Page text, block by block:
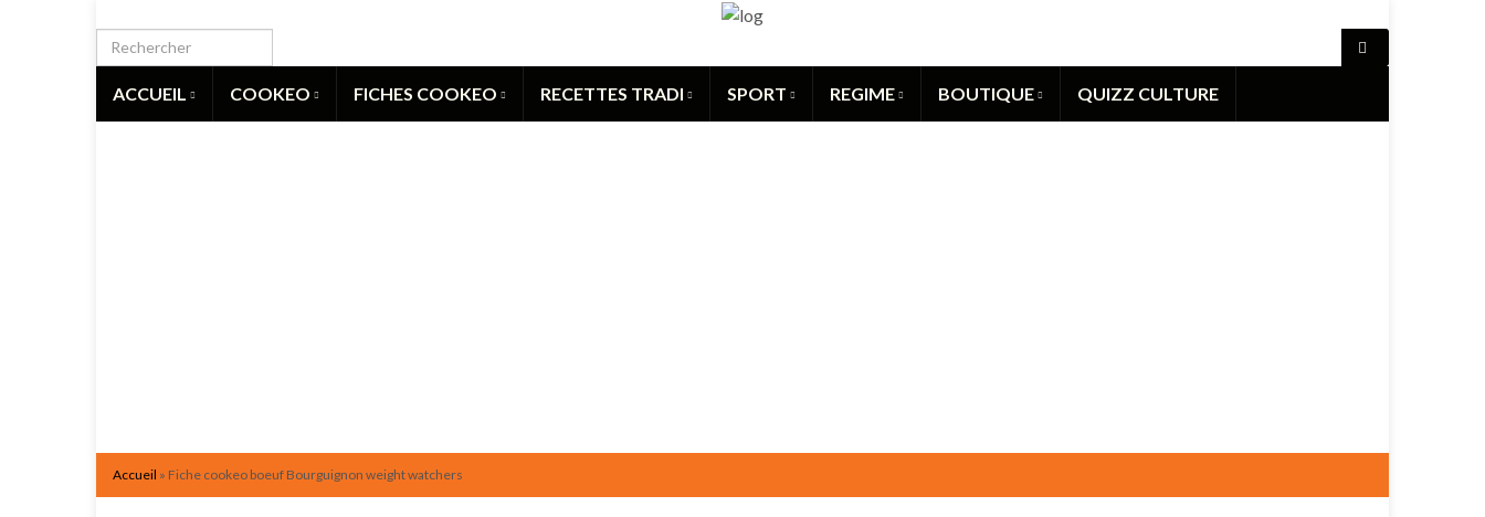
ACCUEIL COOKEO FICHES COOKEO RECETTES TRADI SPORT REGIME BOUTIQUE QUIZZ CULTURE
Accueil » Fiche cookeo boeuf Bourguignon weight watchers